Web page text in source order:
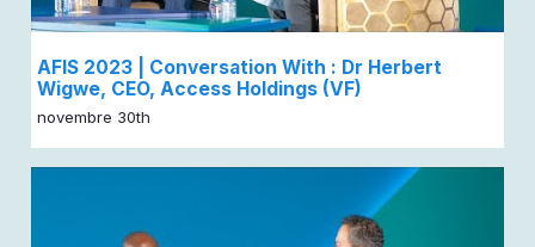
AFIS 2023 | Conversation With : Dr Herbert
Wigwe, CEO, Access Holdings (VF)
novembre 30th